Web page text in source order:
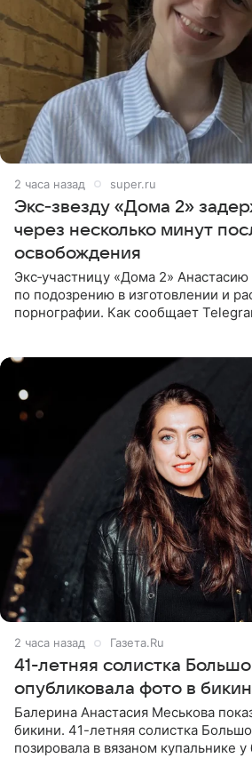
2 часа назад super.ru
Экс‑звезду «Дома 2»
через несколько минут
освобождения
Экс‑участницу «Дома 2»
по подозрению в изготовлении и
порнографии. Как сообщает
2 часа назад Газета.Ru
41-летняя солистка
опубликовала фото в
Балерина Анастасия Меськова
бикини. 41-летняя солистка
позировала в вязаном купальнике у